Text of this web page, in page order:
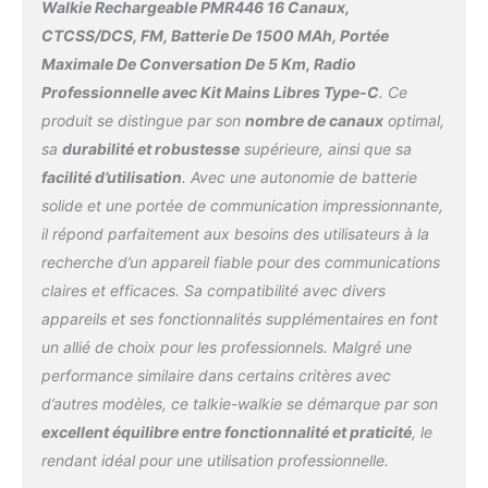
vibrant et mignon qui
séduit les enfants au
premier regard.
Dimensions : 12 x 9 x 4,2
cm (adapté aux petites
Poids plume : 75g. Trou
pour dragonnette inclus
(dragonnette non
fournie).
Signal
Technologie vocale
avancée pour une
transmission cristalline
jusqu’à 300 mètres en
ABS anti-chocs certifiée
sans danger pour les
enfants.
Cadeau
Licorne Idéal : Emballé
Walkie Rechargeable PMR446 16 Canaux,
CTCSS/DCS, FM, Batterie De 1500 MAh, Portée
Maximale De Conversation De 5 Km, Radio
Professionnelle avec Kit Mains Libres Type-C. Ce
produit se distingue par son nombre de canauxoptimal,
sa durabilité et robustessesupérieure, ainsi que sa
facilité d’utilisation. Avec une autonomie de batterie
solide et une portée de communication impressionnante,
il répond parfaitement aux besoins des utilisateurs à la
recherche d’un appareil fiable pour des communications
claires et efficaces. Sa compatibilité avec divers
appareils et ses fonctionnalités supplémentaires en font
un allié de choix pour les professionnels. Malgré une
performance similaire dans certains critères avec
d’autres modèles, ce talkie-walkie se démarque par son
excellent équilibre entre fonctionnalité et praticité, le
rendant idéal pour une utilisation professionnelle.